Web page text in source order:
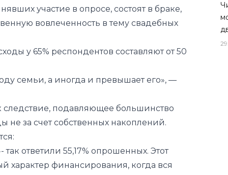
у 65% респондентов составляют от 50
не за счет собственных накоплений.
ответили 55,17% опрошенных. Этот
характер финансирования, когда вся
молодоженов, но и их родителей и
ответили 25,1 %. Этот ответ
29